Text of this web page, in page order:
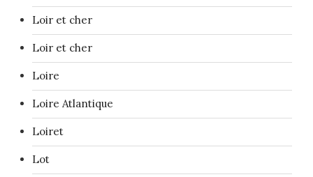
Loir et cher
Loir et cher
Loire
Loire Atlantique
Loiret
Lot